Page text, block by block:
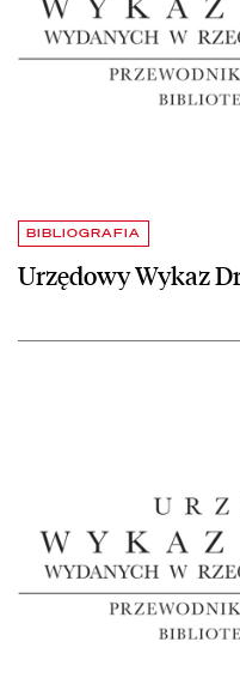
BIBLIOGRAFIA
Urzędowy Wykaz